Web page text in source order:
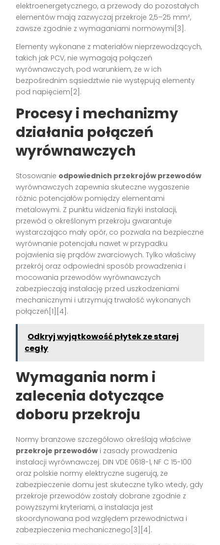
elektroenergetycznego, a przewody do pozostałych
elementów mają zazwyczaj przekroje 2,5–25 mm²,
zawsze zgodnie z wymaganiami normowymi[3].
Elementy wykonane z materiałów nieprzewodzących,
takich jak PCV, nie wymagają połączeń
wyrównawczych, pod warunkiem, że w ich
bezpośrednim sąsiedztwie nie występują elementy
pod napięciem[2].
Procesy i mechanizmy
działania połączeń
wyrównawczych
Stosowanie odpowiednich przekrojów przewodów
wyrównawczych zapewnia skuteczne wygaszenie
różnic potencjałów pomiędzy elementami
metalowymi. Z punktu widzenia fizyki instalacji,
przewód o określonym przekroju gwarantuje
wystarczająco mały opór, co pozwala na bezpieczne
wyrównanie potencjału nawet w przypadku
pojawienia się prądów zwarciowych. Tylko właściwy
przekrój oraz odpowiedni sposób prowadzenia i
mocowania przewodów wyrównawczych
zabezpieczają instalację przed uszkodzeniami
mechanicznymi i utrzymują trwałość wykonanych
połączeń[1][4].
Odkryj wyjątkowość płytek ze starej
cegły
Wymagania norm i
zalecenia dotyczące
doboru przekroju
Normy branżowe szczegółowo określają właściwe
przekroje przewodów i zasady prowadzenia
instalacji wyrównawczej. DIN VDE 0618-1, NF C 15-100
oraz polskie normy elektryczne sugerują, że
zabezpieczenie domu jest skuteczne tylko wtedy, gdy
przekroje przewodów zostały dobrane zgodnie z
powyższymi kryteriami, a instalacja jest
skoordynowana pod względem przewodnictwa i
zabezpieczenia mechanicznego[3][4].